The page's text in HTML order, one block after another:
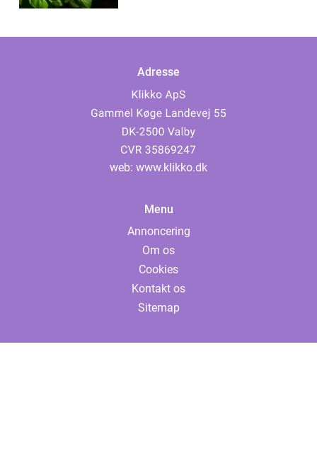
Adresse
web: www.klikko.dk
Menu
Annoncering
Om os
Cookies
Kontakt os
Sitemap